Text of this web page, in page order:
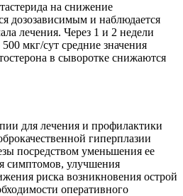
на снижение
дозозависимым и наблюдается
лечения. Через 1 и 2 недели
мкг/сут средние значения
в сыворотке снижаются
для лечения и профилактики
гиперплазии
посредством уменьшения ее
симптомов, улучшения
риска возникновения острой
оперативного